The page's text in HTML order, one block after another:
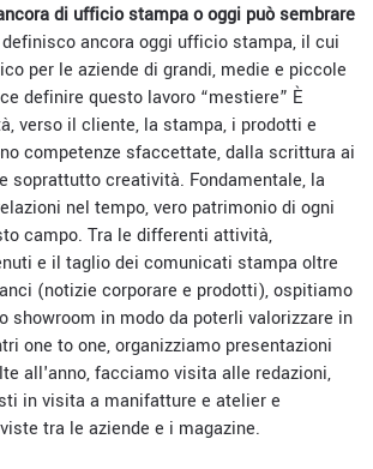
di ufficio stampa o oggi può sembrare
ancora oggi ufficio stampa, il cui
per le aziende di grandi, medie e piccole
definire questo lavoro “mestiere” È
verso il cliente, la stampa, i prodotti e
competenze sfaccettate, dalla scrittura ai
soprattutto creatività. Fondamentale, la
nel tempo, vero patrimonio di ogni
campo. Tra le differenti attività,
e il taglio dei comunicati stampa oltre
(notizie corporare e prodotti), ospitiamo
showroom in modo da poterli valorizzare in
one to one, organizziamo presentazioni
all'anno, facciamo visita alle redazioni,
in visita a manifatture e atelier e
tra le aziende e i magazine.